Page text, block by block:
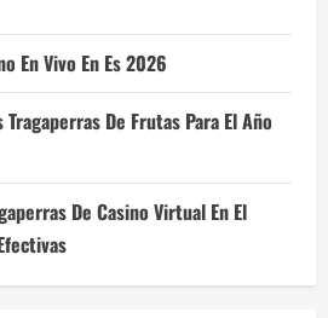
En Vivo En Es 2026
Tragaperras De Frutas Para El Año
De Casino Virtual En El